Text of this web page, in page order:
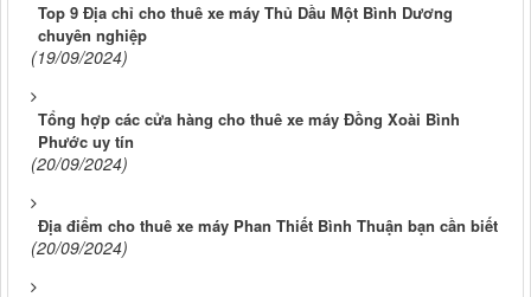
Top 9 Địa chỉ cho thuê xe máy Thủ Dầu Một Bình Dương
chuyên nghiệp
(19/09/2024)
Tổng hợp các cửa hàng cho thuê xe máy Đồng Xoài Bình
Phước uy tín
(20/09/2024)
Địa điểm cho thuê xe máy Phan Thiết Bình Thuận bạn cần biết
(20/09/2024)